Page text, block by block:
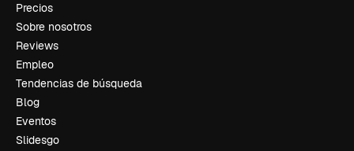
Precios
Sobre nosotros
Reviews
Empleo
Tendencias de búsqueda
Blog
Eventos
Slidesgo